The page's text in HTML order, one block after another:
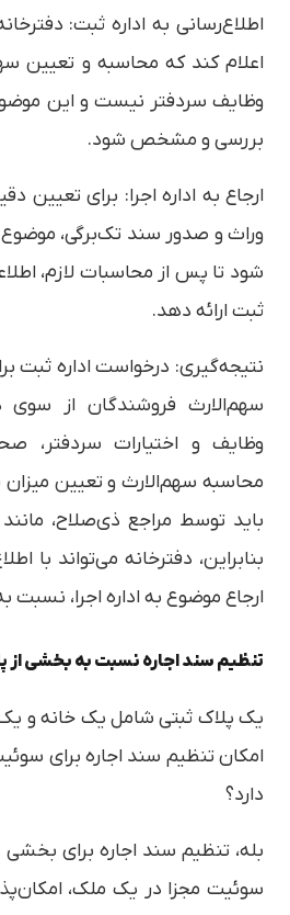
اطلاع‌رسانی به اداره ثبت:
اعلام کند که محاسبه و تعیین
وظایف سردفتر نیست و این موضوع
بررسی و مشخص شود.
ارجاع به اداره اجرا: برای تعیین
وراث و صدور سند تک‌برگی، موضوع
شود تا پس از محاسبات لازم،
ثبت ارائه دهد.
نتیجه‌گیری: درخواست اداره ثبت
سهم‌الارث فروشندگان از سوی
وظایف و اختیارات سردفتر،
محاسبه سهم‌الارث و تعیین
باید توسط مراجع ذی‌صلاح، مانند
بنابراین، دفترخانه می‌تواند با
ارجاع موضوع به اداره اجرا،
تنظیم سند اجاره نسبت به بخشی از
یک پلاک ثبتی شامل یک خانه و
امکان تنظیم سند اجاره برای
دارد؟
بله، تنظیم سند اجاره برای بخشی
سوئیت مجزا در یک ملک،